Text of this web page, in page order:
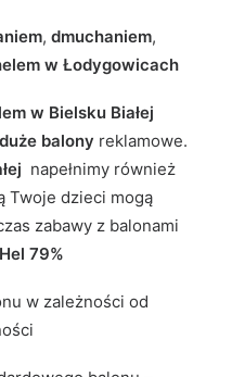
, dmuchaniem,
w Łodygowicach
w Bielsku Białej
balony reklamowe.
napełnimy również
Twoje dzieci mogą
zabawy z balonami
79%
w zależności od